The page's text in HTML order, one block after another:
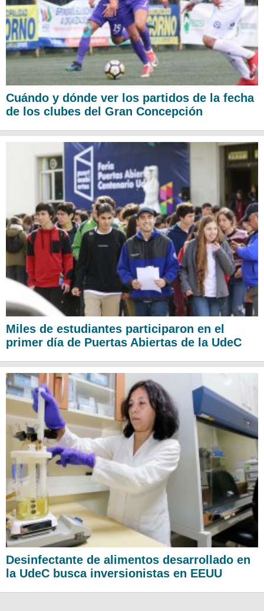
Cuándo y dónde ver los partidos de la fecha
de los clubes del Gran Concepción
Miles de estudiantes participaron en el
primer día de Puertas Abiertas de la UdeC
Desinfectante de alimentos desarrollado en
la UdeC busca inversionistas en EEUU